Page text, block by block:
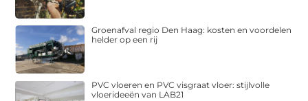
Groenafval regio Den Haag: kosten en voordelen
helder op een rij
PVC vloeren en PVC visgraat vloer: stijlvolle
vloerideeën van LAB21